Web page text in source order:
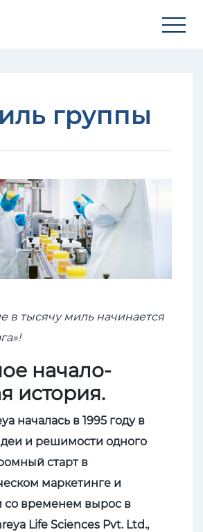
группы
в тысячу миль начинается
начало-
история.
началась в 1995 году в
и решимости одного
старт в
маркетинге и
со временем вырос в
Life Sciences Pvt. Ltd.,